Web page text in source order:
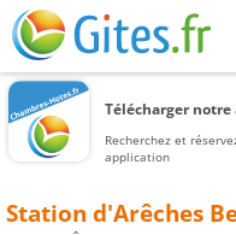
Télécharger
Recherchez et
application
Station d'Arêches